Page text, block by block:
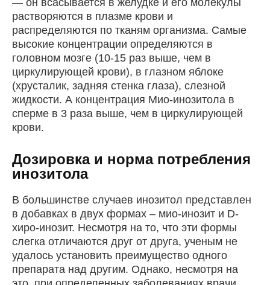
растворяются в плазме крови и
распределяются по тканям организма. Самые
высокие концентрации определяются в
головном мозге (10-15 раз выше, чем в
циркулирующей крови), в глазном яблоке
(хрусталик, задняя стенка глаза), слезной
жидкости. А концентрация Мио-инозитола в
сперме в 3 раза выше, чем в циркулирующей
крови.
Дозировка и норма потребления
инозитола
В большинстве случаев инозитол представлен
в добавках в двух формах – мио-инозит и D-
хиро-инозит. Несмотря на то, что эти формы
слегка отличаются друг от друга, ученым не
удалось установить преимущество одного
препарата над другим. Однако, несмотря на